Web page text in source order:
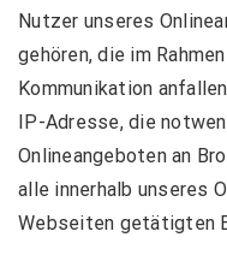
Nutzer unseres
gehören, die im
Kommunikation
IP-Adresse, die
Onlineangeboten an
alle innerhalb unseres
Webseiten getätigten